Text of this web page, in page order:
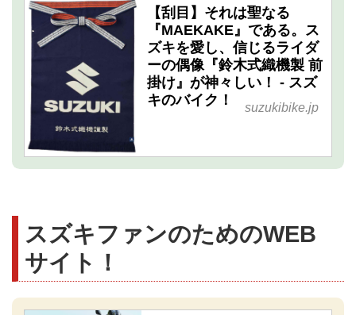
【刮目】それは聖なる
『MAEKAKE』である。ス
ズキを愛し、信じるライダ
ーの偶像『鈴木式織機製 前
掛け』が神々しい！ - スズ
キのバイク！
suzukibike.jp
スズキファンのためのWEB
サイト！